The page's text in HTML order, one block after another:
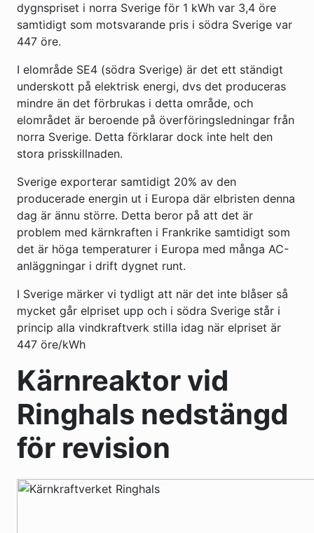
dygnspriset i norra Sverige för 1 kWh var 3,4 öre
samtidigt som motsvarande pris i södra Sverige var
447 öre.
I elområde SE4 (södra Sverige) är det ett ständigt
underskott på elektrisk energi, dvs det produceras
mindre än det förbrukas i detta område, och
elområdet är beroende på överföringsledningar från
norra Sverige. Detta förklarar dock inte helt den
stora prisskillnaden.
Sverige exporterar samtidigt 20% av den
producerade energin ut i Europa där elbristen denna
dag är ännu större. Detta beror på att det är
problem med kärnkraften i Frankrike samtidigt som
det är höga temperaturer i Europa med många AC-
anläggningar i drift dygnet runt.
I Sverige märker vi tydligt att när det inte blåser så
mycket går elpriset upp och i södra Sverige står i
princip alla vindkraftverk stilla idag när elpriset är
447 öre/kWh
Kärnreaktor vid
Ringhals nedstängd
för revision